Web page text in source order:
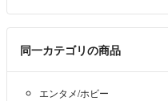
同一カテゴリの商品
エンタメ/ホビー